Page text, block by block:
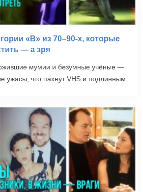
«B» из 70–90-х, которые
— а зря
мумии и безумные учёные —
ужасы, что пахнут VHS и подлинным